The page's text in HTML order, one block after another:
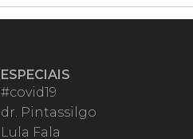
ESPECIAIS
#covid19
dr. Pintassilgo
Lula Fala